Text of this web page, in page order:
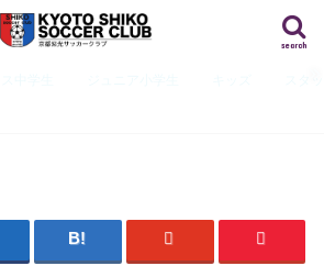
search